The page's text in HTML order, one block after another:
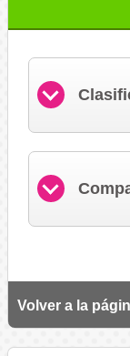
Volver a la